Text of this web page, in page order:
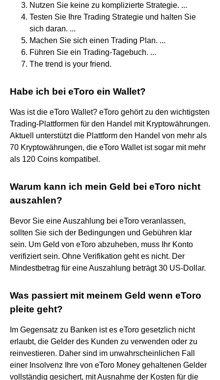
Nutzen Sie keine zu komplizierte Strategie. ...
Testen Sie Ihre Trading Strategie und halten Sie
sich daran. ...
Machen Sie sich einen Trading Plan. ...
Führen Sie ein Trading-Tagebuch. ...
The trend is your friend.
Habe ich bei eToro ein Wallet?
Was ist die eToro Wallet? eToro gehört zu den wichtigsten
Trading-Plattformen für den Handel mit Kryptowährungen.
Aktuell unterstützt die Plattform den Handel von mehr als
70 Kryptowährungen, die eToro Wallet ist sogar mit mehr
als 120 Coins kompatibel.
Warum kann ich mein Geld bei eToro nicht
auszahlen?
Bevor Sie eine Auszahlung bei eToro veranlassen,
sollten Sie sich der Bedingungen und Gebühren klar
sein. Um Geld von eToro abzuheben, muss Ihr Konto
verifiziert sein. Ohne Verifikation geht es nicht. Der
Mindestbetrag für eine Auszahlung beträgt 30 US-Dollar.
Was passiert mit meinem Geld wenn eToro
pleite geht?
Im Gegensatz zu Banken ist es eToro gesetzlich nicht
erlaubt, die Gelder des Kunden zu verwenden oder zu
reinvestieren. Daher sind im unwahrscheinlichen Fall
einer Insolvenz Ihre von eToro Money gehaltenen Gelder
vollständig gesichert, mit Ausnahme der Kosten für die